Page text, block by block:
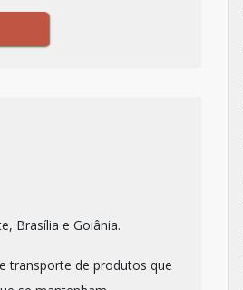
Brasília e Goiânia.
transporte de produtos que